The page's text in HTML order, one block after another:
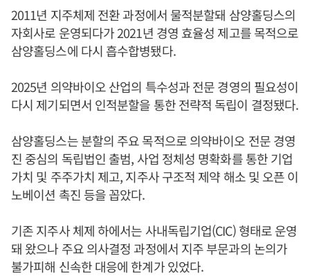
2011년 지주체제 전환 과정에서 물적분할돼 삼양홀딩스의
자회사로 운영되다가 2021년 경영 효율성 제고를 목적으로
삼양홀딩스에 다시 흡수합병됐다.
2025년 의약바이오 산업의 특수성과 전문 경영의 필요성이
다시 제기되면서 인적분할을 통한 전략적 독립이 결정됐다.
삼양홀딩스는 분할의 주요 목적으로 의약바이오 전문 경영
진 중심의 독립법인 출범, 사업 정체성 명확화를 통한 기업
가치 및 주주가치 제고, 지주사 구조적 제약 해소 및 오픈 이
노베이션 촉진 등을 꼽았다.
기존 지주사 체제 하에서는 사내독립기업(CIC) 형태로 운영
돼 왔으나 주요 의사결정 과정에서 지주 부문과의 논의가
불가피해 신속한 대응에 한계가 있었다.